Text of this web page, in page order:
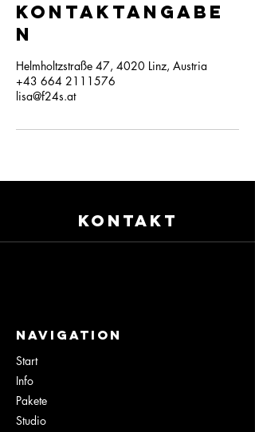
Kontaktangabe
n
Helmholtzstraße 47, 4020 Linz, Austria
+43 664 2111576
lisa@f24s.at
KONTAKT
NaviGation
Start
Info
Pakete
Studio